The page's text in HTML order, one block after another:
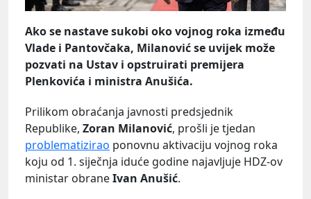
Ako se nastave sukobi oko vojnog roka između
Vlade i Pantovčaka, Milanović se uvijek može
pozvati na Ustav i opstruirati premijera
Plenkovića i ministra Anušića.
Prilikom obraćanja javnosti predsjednik
Republike, Zoran Milanović, prošli je tjedan
problematizirao ponovnu aktivaciju vojnog roka
koju od 1. siječnja iduće godine najavljuje HDZ-ov
ministar obraneIvan Anušić.